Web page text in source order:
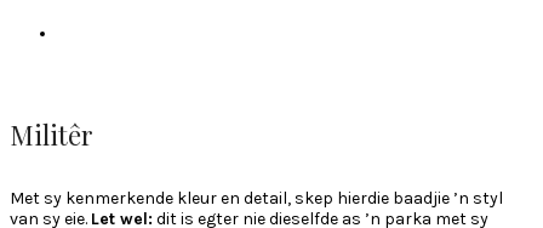
Militêr
Met sy kenmerkende kleur en detail, skep hierdie baadjie ’n styl
van sy eie. Let wel: dit is egter nie dieselfde as ’n parka met sy